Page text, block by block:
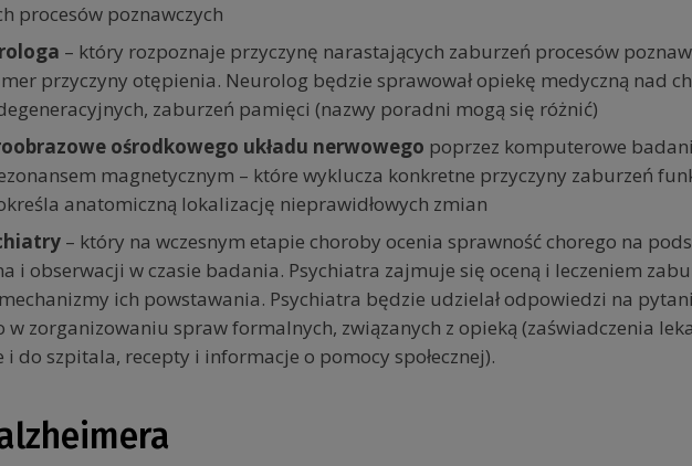
procesów poznawczych
– który rozpoznaje przyczynę narastających zaburzeń procesów
przyczyny otępienia. Neurolog będzie sprawował opiekę medyczną nad
zaburzeń pamięci (nazwy poradni mogą się różnić)
ośrodkowego układu nerwowego poprzez komputerowe
magnetycznym – które wyklucza konkretne przyczyny zaburzeń
anatomiczną lokalizację nieprawidłowych zmian
– który na wczesnym etapie choroby ocenia sprawność chorego na
i obserwacji w czasie badania. Psychiatra zajmuje się oceną i leczeniem
ich powstawania. Psychiatra będzie udzielał odpowiedzi na
w zorganizowaniu spraw formalnych, związanych z opieką (zaświadczenia
i do szpitala, recepty i informacje o pomocy społecznej).